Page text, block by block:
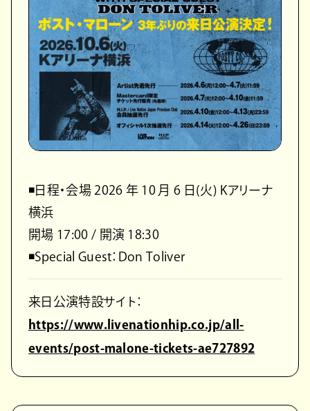
◾️日程・会場 2026 年 10 月 6 日(火) Kアリーナ
横浜
開場 17:00 / 開演 18:30
◾️Special Guest：Don Toliver
来日公演特設サイト：
https://www.livenationhip.co.jp/all-
events/post-malone-tickets-ae727892